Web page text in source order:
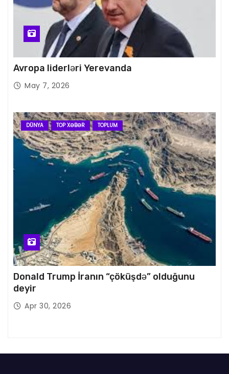
Avropa liderləri Yerevanda
May 7, 2026
DÜNYA TOP XƏBƏR TOPLUM
Donald Trump İranın “çöküşdə” olduğunu
deyir
Apr 30, 2026